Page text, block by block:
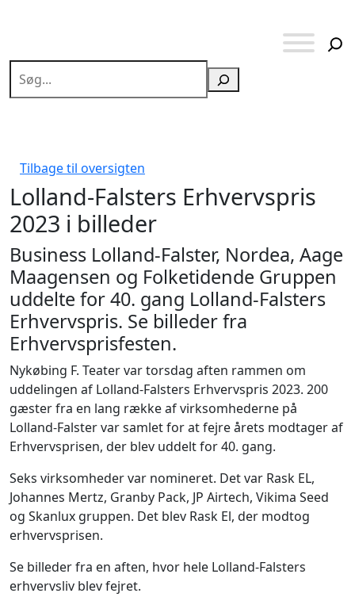
Tilbage til oversigten
Lolland-Falsters Erhvervspris
2023 i billeder
Business Lolland-Falster, Nordea, Aage
Maagensen og Folketidende Gruppen
uddelte for 40. gang Lolland-Falsters
Erhvervspris. Se billeder fra
Erhvervsprisfesten.
Nykøbing F. Teater var torsdag aften rammen om
uddelingen af Lolland-Falsters Erhvervspris 2023. 200
gæster fra en lang række af virksomhederne på
Lolland-Falster var samlet for at fejre årets modtager af
Erhvervsprisen, der blev uddelt for 40. gang.
Seks virksomheder var nomineret. Det var Rask EL,
Johannes Mertz, Granby Pack, JP Airtech, Vikima Seed
og Skanlux gruppen. Det blev Rask El, der modtog
erhvervsprisen.
Se billeder fra en aften, hvor hele Lolland-Falsters
erhvervsliv blev fejret.